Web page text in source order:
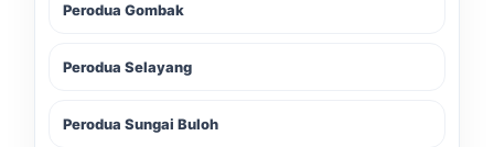
Perodua Gombak
Perodua Selayang
Perodua Sungai Buloh